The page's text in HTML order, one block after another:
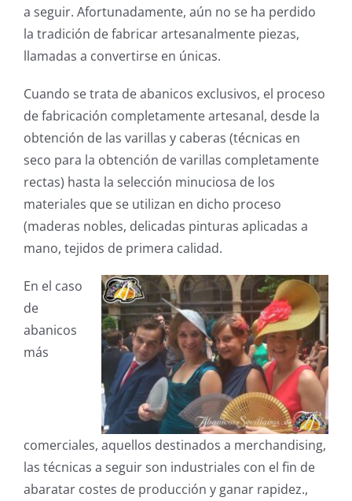
a seguir. Afortunadamente, aún no se ha perdido
la tradición de fabricar artesanalmente piezas,
llamadas a convertirse en únicas.
Cuando se trata de abanicos exclusivos, el proceso
de fabricación completamente artesanal, desde la
obtención de las varillas y caberas (técnicas en
seco para la obtención de varillas completamente
rectas) hasta la selección minuciosa de los
materiales que se utilizan en dicho proceso
(maderas nobles, delicadas pinturas aplicadas a
mano, tejidos de primera calidad.
En el caso
de
abanicos
más
comerciales, aquellos destinados a merchandising,
las técnicas a seguir son industriales con el fin de
abaratar costes de producción y ganar rapidez.,